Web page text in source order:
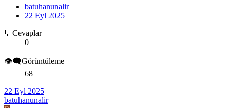
batuhanunalir
22 Eyl 2025
💬Cevaplar
0
👁️‍🗨️Görüntüleme
68
22 Eyl 2025
batuhanunalir